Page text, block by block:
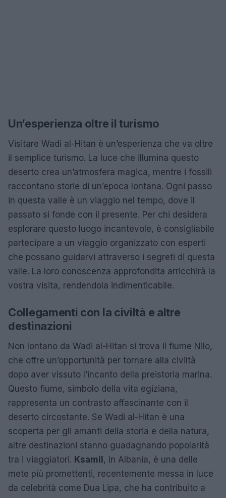
Un’esperienza oltre il turismo
Visitare Wadi al-Hitan è un’esperienza che va oltre
il semplice turismo. La luce che illumina questo
deserto crea un’atmosfera magica, mentre i fossili
raccontano storie di un’epoca lontana. Ogni passo
in questa valle è un viaggio nel tempo, dove il
passato si fonde con il presente. Per chi desidera
esplorare questo luogo incantevole, è consigliabile
partecipare a un viaggio organizzato con esperti
che possano guidarvi attraverso i segreti di questa
valle. La loro conoscenza approfondita arricchirà la
vostra visita, rendendola indimenticabile.
Collegamenti con la civiltà e altre
destinazioni
Non lontano da Wadi al-Hitan si trova il fiume Nilo,
che offre un’opportunità per tornare alla civiltà
dopo aver vissuto l’incanto della preistoria marina.
Questo fiume, simbolo della vita egiziana,
rappresenta un contrasto affascinante con il
deserto circostante. Se Wadi al-Hitan è una
scoperta per gli amanti della storia e della natura,
altre destinazioni stanno guadagnando popolarità
tra i viaggiatori. Ksamil, in Albania, è una delle
mete più promettenti, recentemente messa in luce
da celebrità come Dua Lipa, che ha contribuito a